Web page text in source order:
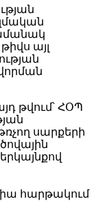
այլ
թվում՝ ՀՕՊ
սարքերի
հարթակում